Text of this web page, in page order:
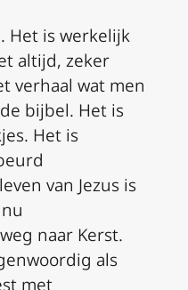
Het is werkelijk
altijd, zeker
verhaal wat men
bijbel. Het is
Het is
leven van Jezus is
naar Kerst.
als
met